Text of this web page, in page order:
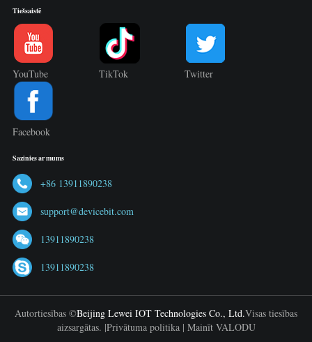
Tiešsaistē
YouTube TikTok Twitter
Facebook
Sazinies ar mums
+86 13911890238
support@devicebit.com
13911890238
13911890238
Autortiesības ©Beijing Lewei IOT Technologies Co., Ltd.Visas tiesības
aizsargātas. |Privātuma politika| Mainīt VALODU